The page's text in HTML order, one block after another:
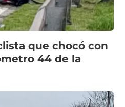
que chocó con
44 de la